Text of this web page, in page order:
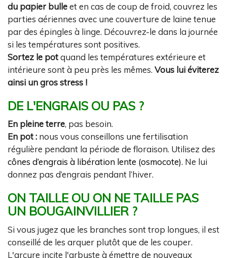
du papier bulleet en cas de coup de froid, couvrez les
parties aériennes avec une couverture de laine tenue
par des épingles à linge. Découvrez-le dans la journée
si les températures sont positives.
Sortez le potquand les températures extérieure et
intérieure sont à peu près les mêmes. Vous lui éviterez
ainsi un gros stress !
DE L'ENGRAIS OU PAS ?
En pleine terre, pas besoin.
En pot : nous vous conseillons une fertilisation
régulière pendant la période de floraison. Utilisez des
cônes d’engrais à libération lente (osmocote). Ne lui
donnez pas d’engrais pendant l’hiver.
ON TAILLE OU ON NE TAILLE PAS
UN BOUGAINVILLIER ?
Si vous jugez que les branches sont trop longues, il est
conseillé de les arquer plutôt que de les couper.
L'arcure incite l'arbuste à émettre de nouveaux